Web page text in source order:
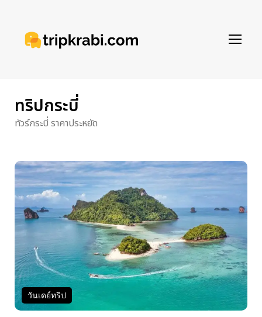
ทริปกระบี่
ทัวร์กระบี่ ราคาประหยัด
วันเดย์ทริป